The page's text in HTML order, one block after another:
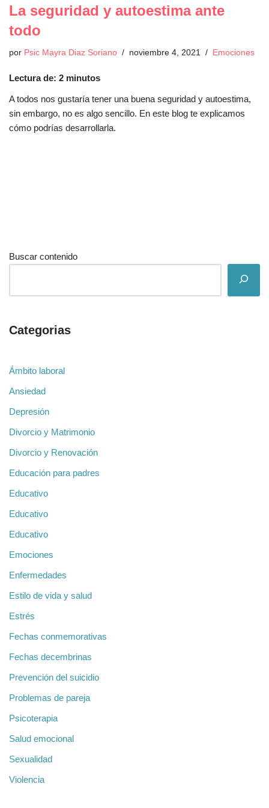
La seguridad y autoestima ante
todo
por Psic Mayra Diaz Soriano noviembre 4, 2021 Emociones
Lectura de: 2 minutos
A todos nos gustaría tener una buena seguridad y autoestima,
sin embargo, no es algo sencillo. En este blog te explicamos
cómo podrías desarrollarla.
Buscar contenido
Categorias
Ámbito laboral
Ansiedad
Depresión
Divorcio y Matrimonio
Divorcio y Renovación
Educación para padres
Educativo
Educativo
Educativo
Emociones
Enfermedades
Estilo de vida y salud
Estrés
Fechas conmemorativas
Fechas decembrinas
Prevención del suicidio
Problemas de pareja
Psicoterapia
Salud emocional
Sexualidad
Violencia